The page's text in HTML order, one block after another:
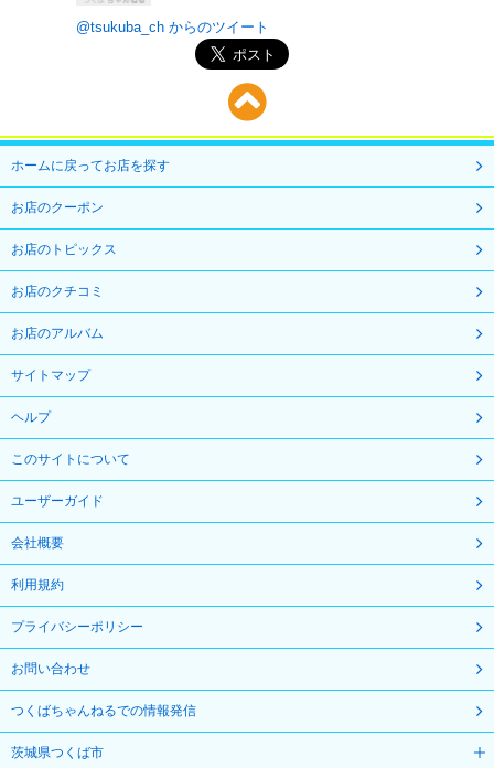
@tsukuba_ch からのツイート
ホームに戻ってお店を探す
お店のクーポン
お店のトピックス
お店のクチコミ
お店のアルバム
サイトマップ
ヘルプ
このサイトについて
ユーザーガイド
会社概要
利用規約
プライバシーポリシー
お問い合わせ
つくばちゃんねるでの情報発信
茨城県つくば市